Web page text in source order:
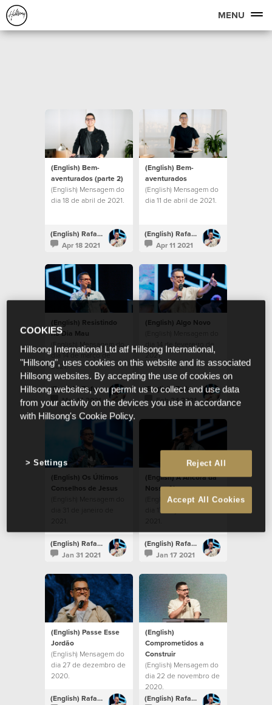
MENU
(English) Bem-
aventurados (parte 2)
(English) Mensagem do
dia 18 de abril de 2021.
(English) Rafael Bitencourt
Apr 18 2021
(English) Bem-
aventurados
(English) Mensagem do
dia 11 de abril de 2021.
(English) Rafael Bitencourt
Apr 11 2021
(English) Resistindo
no Dia Mau
(English) Mensagem do
dia 14 de março de
2021.
(English) Rafael Bitencourt
Mar 14 2021
(English) Algo Novo
(English) Mensagem do
dia 14 de fevereiro de
2021.
(English) Rafael Bitencourt
Feb 24 2021
(English) Os Últimos
Conselhos de Jesus
(English) Mensagem do
2021.
(English) Rafael Bitencourt
Jan 31 2021
(English) A Âncora da
Nossa Alma
(English) Mensagem do
2021.
(English) Rafael Bitencourt
Jan 17 2021
(English) Passe Esse
Jordão
(English) Mensagem do
dia 27 de dezembro de
2020.
(English) Rafael Bitencourt
(English)
Comprometidos a
Construir
(English) Mensagem do
dia 22 de novembro de
2020.
(English) Rafael Bitencourt
COOKIES
Hillsong International Ltd atf Hillsong International,
"Hillsong", uses cookies on this website and its associated
Hillsong websites. By accepting the use of cookies on
Hillsong websites, you permit us to collect and use data
from your activity on the devices you use in accordance
with Hillsong's Cookie Policy.
Reject All
Accept All Cookies
Settings